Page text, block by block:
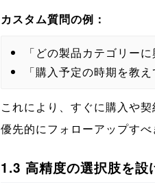
カスタム質問の例：
「どの製品カテゴリー
「購入予定の時期を教え
これにより、すぐに購入や
優先的にフォローアップすべ
1.3 高精度の選択肢を設